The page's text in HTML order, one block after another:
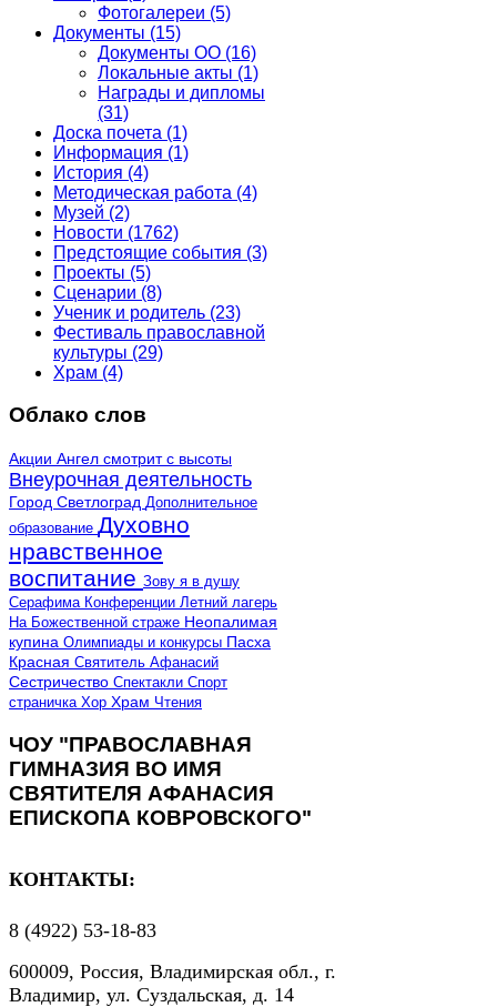
Фотогалереи (5)
Документы (15)
Документы ОО (16)
Локальные акты (1)
Награды и дипломы
(31)
Доска почета (1)
Информация (1)
История (4)
Методическая работа (4)
Музей (2)
Новости (1762)
Предстоящие события (3)
Проекты (5)
Сценарии (8)
Ученик и родитель (23)
Фестиваль православной
культуры (29)
Храм (4)
Облако слов
Акции Ангел смотрит с высоты
Внеурочная деятельность
Город Светлоград Дополнительное
образование Духовно
нравственное
воспитание Зову я в душу
Серафима Конференции Летний лагерь
На Божественной страже Неопалимая
купина Олимпиады и конкурсы Пасха
Красная Святитель Афанасий
Сестричество Спектакли Спорт
страничка Хор Храм Чтения
ЧОУ "ПРАВОСЛАВНАЯ
ГИМНАЗИЯ ВО ИМЯ
СВЯТИТЕЛЯ АФАНАСИЯ
ЕПИСКОПА КОВРОВСКОГО"
КОНТАКТЫ:
8 (4922) 53-18-83
600009, Россия, Владимирская обл., г.
Владимир, ул. Суздальская, д. 14